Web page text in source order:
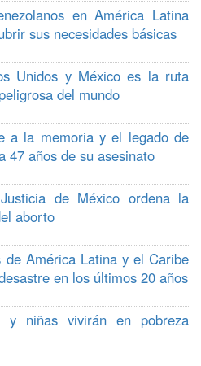
en América Latina
sus necesidades básicas
Unidos y México es la ruta
del mundo
a la memoria y el legado de
47 años de su asesinato
de México ordena la
aborto
América Latina y el Caribe
en los últimos 20 años
niñas vivirán en pobreza